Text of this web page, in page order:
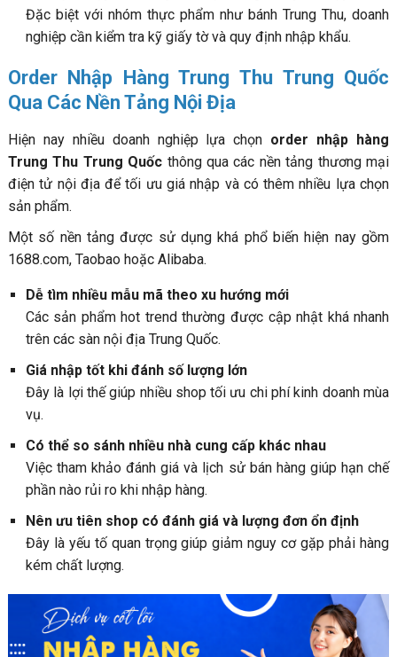
Đặc biệt với nhóm thực phẩm như bánh Trung Thu, doanh
nghiệp cần kiểm tra kỹ giấy tờ và quy định nhập khẩu.
Order Nhập Hàng Trung Thu Trung Quốc
Qua Các Nền Tảng Nội Địa
Hiện nay nhiều doanh nghiệp lựa chọn order nhập hàng
Trung Thu Trung Quốc thông qua các nền tảng thương mại
điện tử nội địa để tối ưu giá nhập và có thêm nhiều lựa chọn
sản phẩm.
Một số nền tảng được sử dụng khá phổ biến hiện nay gồm
1688.com, Taobao hoặc Alibaba.
Dễ tìm nhiều mẫu mã theo xu hướng mới
Các sản phẩm hot trend thường được cập nhật khá nhanh
trên các sàn nội địa Trung Quốc.
Giá nhập tốt khi đánh số lượng lớn
Đây là lợi thế giúp nhiều shop tối ưu chi phí kinh doanh mùa
vụ.
Có thể so sánh nhiều nhà cung cấp khác nhau
Việc tham khảo đánh giá và lịch sử bán hàng giúp hạn chế
phần nào rủi ro khi nhập hàng.
Nên ưu tiên shop có đánh giá và lượng đơn ổn định
Đây là yếu tố quan trọng giúp giảm nguy cơ gặp phải hàng
kém chất lượng.